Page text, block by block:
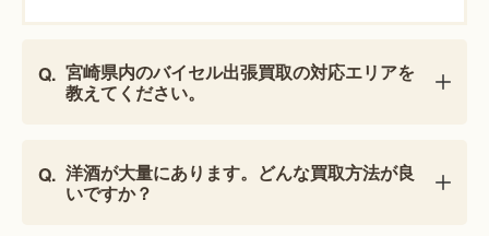
宮崎県内のバイセル出張買取の対応エリアを
教えてください。
洋酒が大量にあります。どんな買取方法が良
いですか？